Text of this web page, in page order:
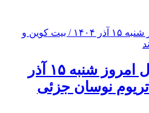
قیمت ارز‌های دیجیتال امروز شنبه ۱۵ آذر
اتریوم نوسان جزئی